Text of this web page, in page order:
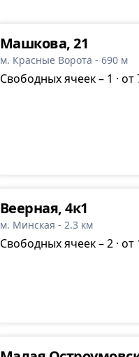
Машкова, 21
м. Красные Ворота - 690 м
Свободных ячеек – 1 · от
Веерная, 4к1
м. Минская - 2.3 км
Свободных ячеек – 2 · от